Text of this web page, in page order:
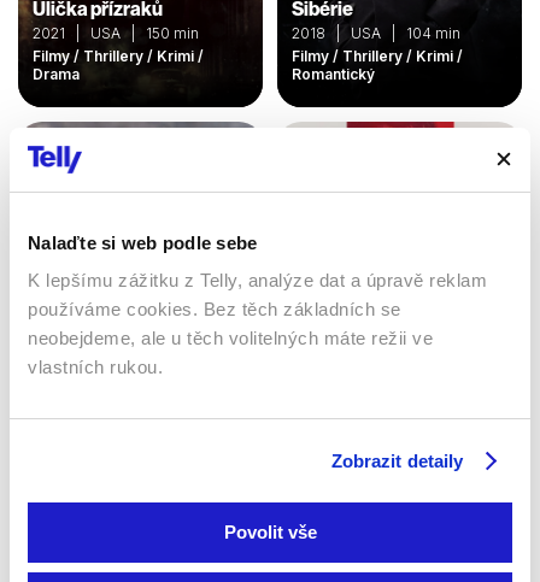
Nalaďte si web podle sebe
K lepšímu zážitku z Telly, analýze dat a úpravě reklam
používáme cookies. Bez těch základních se
neobejdeme, ale u těch volitelných máte režii ve
vlastních rukou.
Zobrazit detaily
Povolit vše
Ulička přízraků
2021 | USA | 150 min
Filmy / Thrillery / Krimi /
Drama
Sibérie
2018 | USA | 104 min
Filmy / Thrillery / Krimi /
Romantický
Nemilosrdní: Nová
2023 | Francie | 93 min
Filmy / Thrillery / Drama